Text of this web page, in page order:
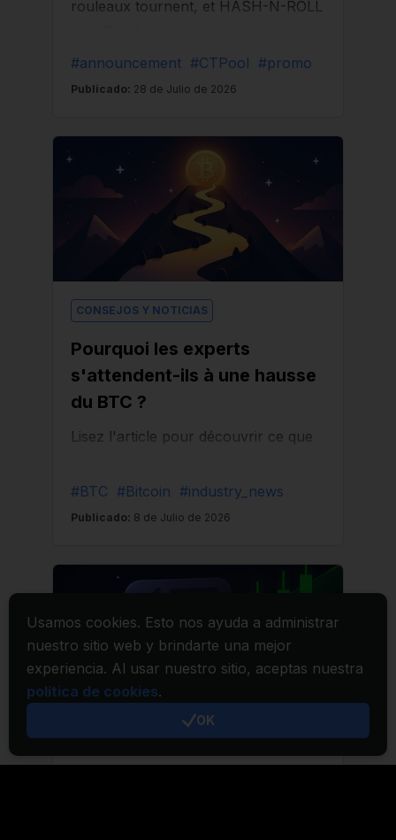
Usamos cookies. Esto nos ayuda a administrar
nuestro sitio web y brindarte una mejor
experiencia. Al usar nuestro sitio, aceptas nuestra
política de cookies.
OK